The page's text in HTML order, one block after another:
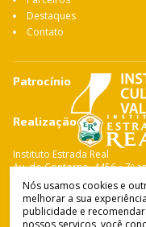
Destaques
Contato
Patrocínio
Realização
Instituto Estrada Real
Av. do Contorno, 4456 • 7º
CEP: 30.110-028 Fone: 31
Instituto
Nós usamos cookies e
melhorar a sua
publicidade e
nossos serviços, você